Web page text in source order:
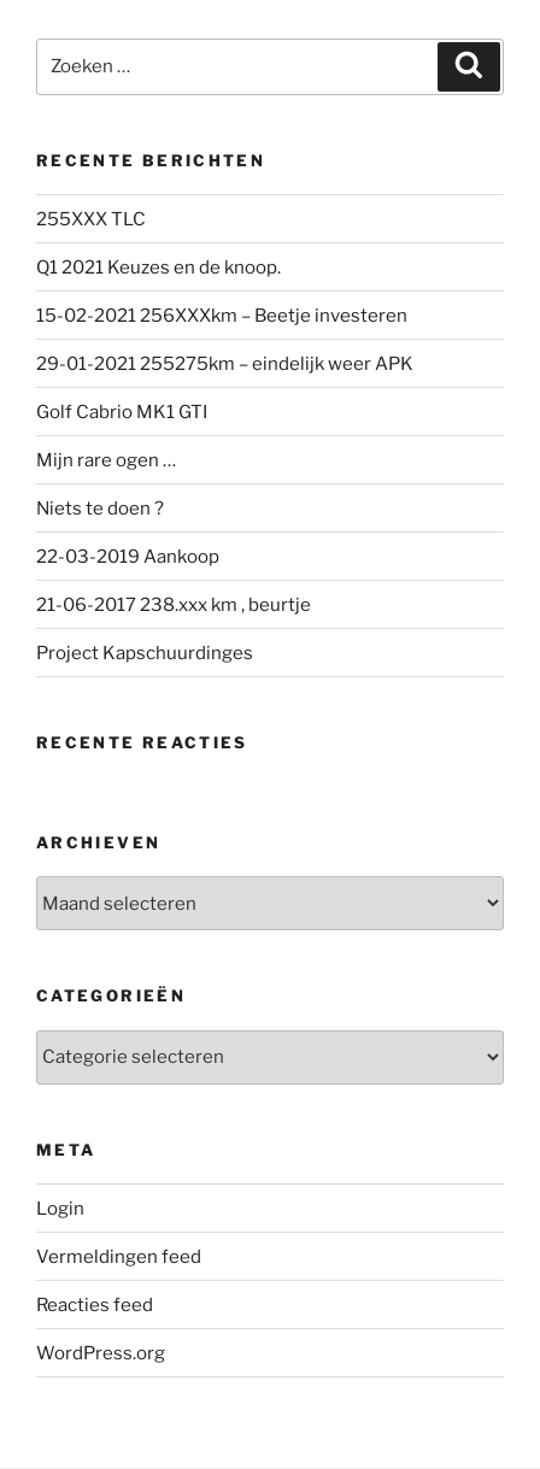
naar:
RECENTE BERICHTEN
255XXX TLC
Q1 2021 Keuzes en de knoop.
15-02-2021 256XXXkm – Beetje investeren
29-01-2021 255275km – eindelijk weer APK
Golf Cabrio MK1 GTI
Mijn rare ogen …
Niets te doen ?
22-03-2019 Aankoop
21-06-2017 238.xxx km , beurtje
Project Kapschuurdinges
RECENTE REACTIES
ARCHIEVEN
CATEGORIEËN
Categorieën
META
Login
Vermeldingen feed
Reacties feed
WordPress.org